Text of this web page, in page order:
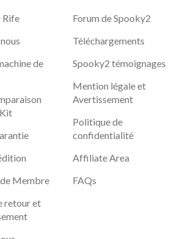
Rife
de
Membre
retour et
Forum de Spooky2
Téléchargements
Spooky2 témoignages
Mention légale et
Avertissement
Politique de
confidentialité
Affiliate Area
FAQs